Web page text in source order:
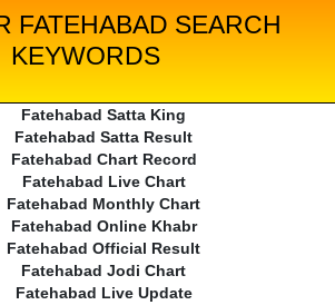
FATEHABAD SEARCH
KEYWORDS
Fatehabad Satta King
Fatehabad Satta Result
Fatehabad Chart Record
Fatehabad Live Chart
Fatehabad Monthly Chart
Fatehabad Online Khabr
Fatehabad Official Result
Fatehabad Jodi Chart
Fatehabad Live Update